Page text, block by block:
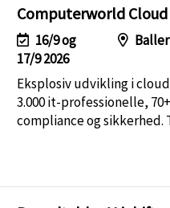
Computerworld Cloud
16/9 og
17/9 2026
Eksplosiv udvikling i
3.000 it-professionelle,
compliance og sikkerhed.